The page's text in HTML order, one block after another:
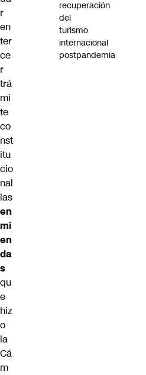
r
en
ter
ce
r
trá
mi
te
co
nst
itu
cio
nal
las
en
mi
en
da
s
qu
e
hiz
o
la
Cá
m
recuperación
del
turismo
internacional
postpandemia